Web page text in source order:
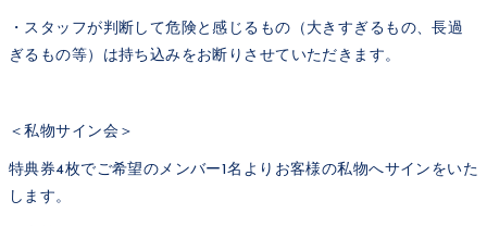
・スタッフが判断して危険と感じるもの（大きすぎるもの、長過
ぎるもの等）は持ち込みをお断りさせていただきます。
＜私物サイン会＞
特典券4枚でご希望のメンバー1名よりお客様の私物へサインをいた
します。